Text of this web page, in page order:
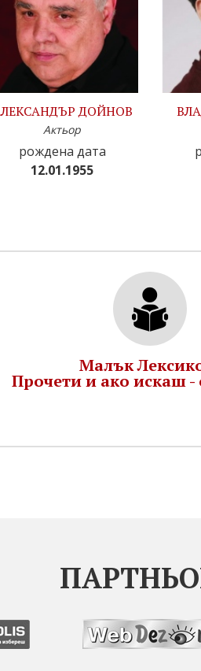
ДОЙНОВ
Актьор
рождена дата
12.01.1955
Малък
Прочети и ако искаш -